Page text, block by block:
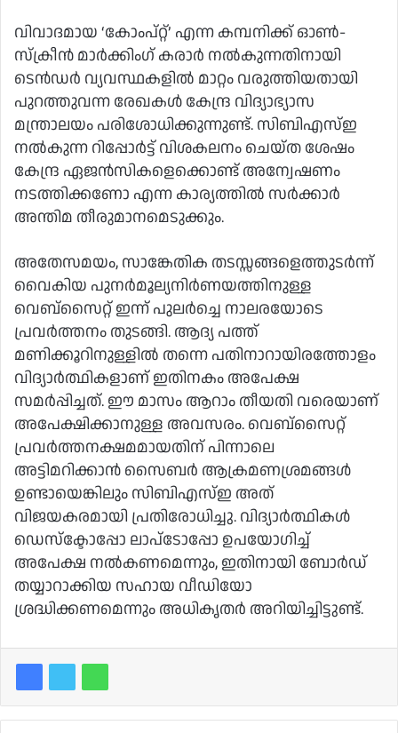
വിവാദമായ ‘കോംപ്റ്റ്’ എന്ന കമ്പനിക്ക് ഓൺ-
സ്ക്രീൻ മാർക്കിംഗ് കരാർ നൽകുന്നതിനായി
ടെൻഡർ വ്യവസ്ഥകളിൽ മാറ്റം വരുത്തിയതായി
പുറത്തുവന്ന രേഖകൾ കേന്ദ്ര വിദ്യാഭ്യാസ
മന്ത്രാലയം പരിശോധിക്കുന്നുണ്ട്. സിബിഎസ്ഇ
നൽകുന്ന റിപ്പോർട്ട് വിശകലനം ചെയ്ത ശേഷം
കേന്ദ്ര ഏജൻസികളെക്കൊണ്ട് അന്വേഷണം
നടത്തിക്കണോ എന്ന കാര്യത്തിൽ സർക്കാർ
അന്തിമ തീരുമാനമെടുക്കും.
അതേസമയം, സാങ്കേതിക തടസ്സങ്ങളെത്തുടർന്ന്
വൈകിയ പുനർമൂല്യനിർണയത്തിനുള്ള
വെബ്സൈറ്റ് ഇന്ന് പുലർച്ചെ നാലരയോടെ
പ്രവർത്തനം തുടങ്ങി. ആദ്യ പത്ത്
മണിക്കൂറിനുള്ളിൽ തന്നെ പതിനാറായിരത്തോളം
വിദ്യാർത്ഥികളാണ് ഇതിനകം അപേക്ഷ
സമർപ്പിച്ചത്. ഈ മാസം ആറാം തീയതി വരെയാണ്
അപേക്ഷിക്കാനുള്ള അവസരം. വെബ്സൈറ്റ്
പ്രവർത്തനക്ഷമമായതിന് പിന്നാലെ
അട്ടിമറിക്കാൻ സൈബർ ആക്രമണശ്രമങ്ങൾ
ഉണ്ടായെങ്കിലും സിബിഎസ്ഇ അത്
വിജയകരമായി പ്രതിരോധിച്ചു. വിദ്യാർത്ഥികൾ
ഡെസ്ക്ടോപ്പോ ലാപ്ടോപ്പോ ഉപയോഗിച്ച്
അപേക്ഷ നൽകണമെന്നും, ഇതിനായി ബോർഡ്
തയ്യാറാക്കിയ സഹായ വീഡിയോ
ശ്രദ്ധിക്കണമെന്നും അധികൃതർ അറിയിച്ചിട്ടുണ്ട്.